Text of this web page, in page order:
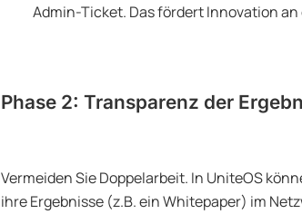
Admin-Ticket. Das fördert Innovation an
Phase 2: Transparenz der
Vermeiden Sie Doppelarbeit. In UniteOS
ihre Ergebnisse (z.B. ein Whitepaper) im